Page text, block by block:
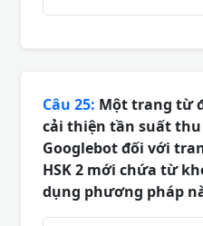
Câu 25: Một trang từ
cải thiện tần suất
Googlebot đối với
HSK 2 mới chứa từ
dụng phương pháp